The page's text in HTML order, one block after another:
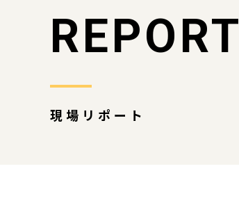
REPORT
現場リポート